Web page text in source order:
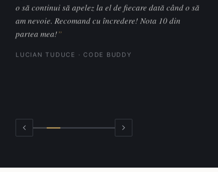
o să continui să apelez la el de fiecare dată când o să
am nevoie. Recomand cu încredere! Nota 10 din
partea mea!
LUCIAN TUDUCE · CODE BUDDY